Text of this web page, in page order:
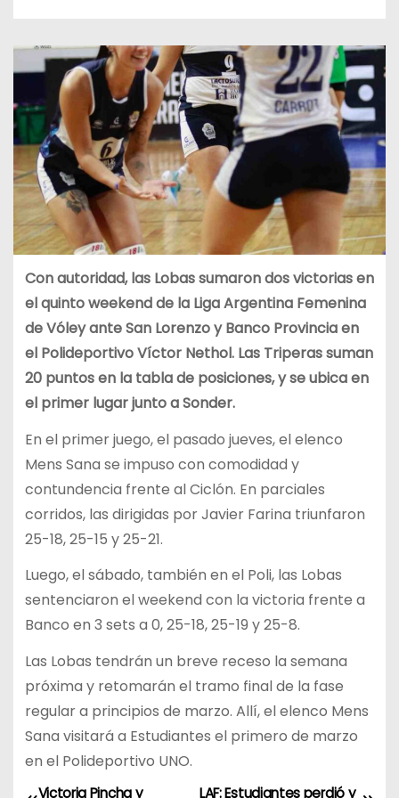
Con autoridad, las Lobas sumaron dos victorias en
el quinto weekend de la Liga Argentina Femenina
de Vóley ante San Lorenzo y Banco Provincia en
el Polideportivo Víctor Nethol. Las Triperas suman
20 puntos en la tabla de posiciones, y se ubica en
el primer lugar junto a Sonder.
En el primer juego, el pasado jueves, el elenco
Mens Sana se impuso con comodidad y
contundencia frente al Ciclón. En parciales
corridos, las dirigidas por Javier Farina triunfaron
25-18, 25-15 y 25-21.
Luego, el sábado, también en el Poli, las Lobas
sentenciaron el weekend con la victoria frente a
Banco en 3 sets a 0, 25-18, 25-19 y 25-8.
Las Lobas tendrán un breve receso la semana
próxima y retomarán el tramo final de la fase
regular a principios de marzo. Allí, el elenco Mens
Sana visitará a Estudiantes el primero de marzo
en el Polideportivo UNO.
LAF: Estudiantes perdió y
Victoria Pincha y